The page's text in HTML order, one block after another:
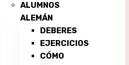
ALUMNOS
ALEMÁN
DEBERES
EJERCICIOS
CÓMO